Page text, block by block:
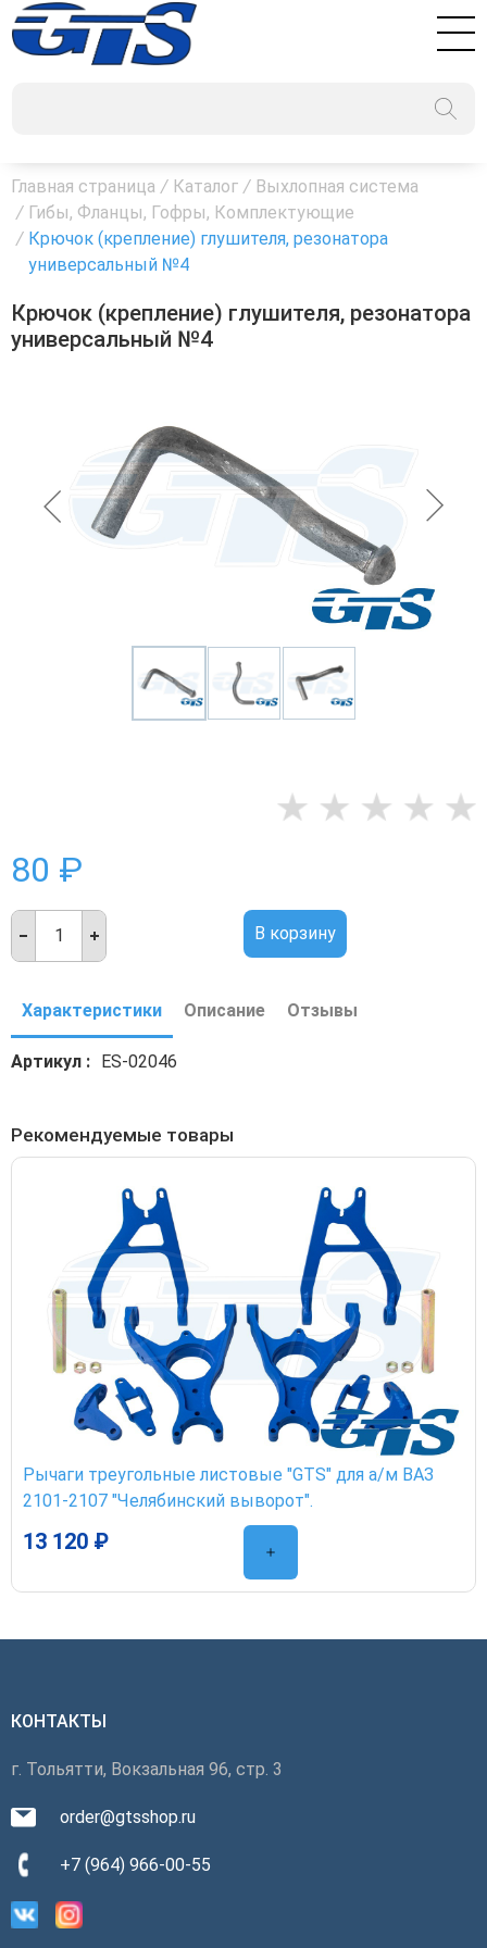
Главная страница / Каталог / Выхлопная система
/ Гибы, Фланцы, Гофры, Комплектующие
/ Крючок (крепление) глушителя, резонатора
универсальный №4
Крючок (крепление) глушителя, резонатора
универсальный №4
80 ₽
В корзину
Характеристики Описание Отзывы
Артикул ES-02046
Рекомендуемые товары
Рычаги треугольные листовые "GTS" для а/м ВАЗ
2101-2107 "Челябинский выворот".
13 120 ₽
КОНТАКТЫ
г. Тольятти, Вокзальная 96, стр. 3
order@gtsshop.ru
+7 (964) 966-00-55